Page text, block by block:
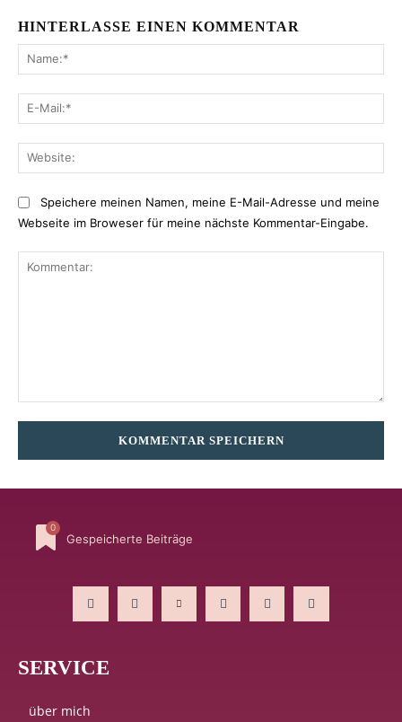
HINTERLASSE EINEN KOMMENTAR
Speichere meinen Namen, meine E-Mail-Adresse und meine
Webseite im Broweser für meine nächste Kommentar-Eingabe.
0
Gespeicherte Beiträge
SERVICE
über mich